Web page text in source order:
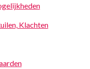
Klachten